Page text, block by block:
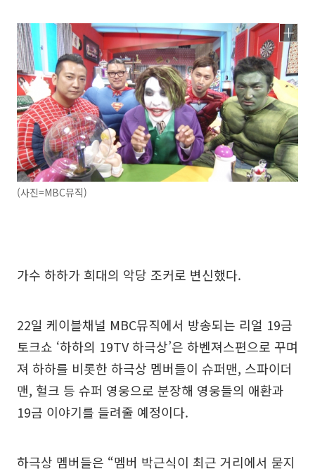
(사진=MBC뮤직)
가수 하하가 희대의 악당 조커로 변신했다.
22일 케이블채널 MBC뮤직에서 방송되는 리얼 19금
토크쇼 ‘하하의 19TV 하극상’은 하벤져스편으로 꾸며
져 하하를 비롯한 하극상 멤버들이 슈퍼맨, 스파이더
맨, 헐크 등 슈퍼 영웅으로 분장해 영웅들의 애환과
19금 이야기를 들려줄 예정이다.
하극상 멤버들은 “멤버 박근식이 최근 거리에서 묻지